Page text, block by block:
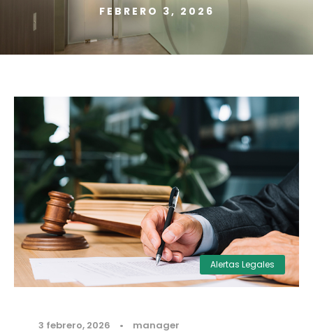
FEBRERO 3, 2026
Alertas Legales
3 febrero, 2026 • manager